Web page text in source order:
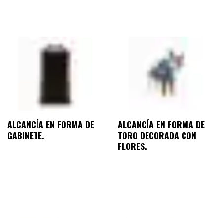
ALCANCÍA EN FORMA DE
GABINETE.
ALCANCÍA EN FORMA DE
TORO DECORADA CON
FLORES.